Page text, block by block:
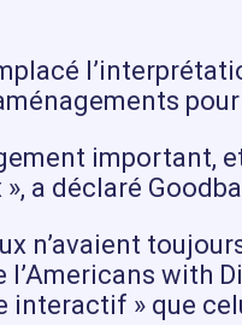
important,
a déclaré
n’avaient
l’Americans with
interactif » que